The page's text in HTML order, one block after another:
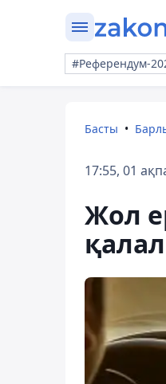
#Референдум-
Басты
17:55, 01
Жол